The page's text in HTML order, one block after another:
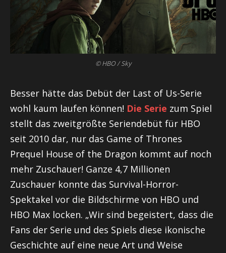
© HBO / Sky
Besser hätte das Debüt der Last of Us-Serie
wohl kaum laufen können! Die Serie zum Spiel
stellt das zweitgrößte Seriendebüt für HBO
seit 2010 dar, nur das Game of Thrones
Prequel House of the Dragon kommt auf noch
mehr Zuschauer! Ganze 4,7 Millionen
Zuschauer konnte das Survival-Horror-
Spektakel vor die Bildschirme von HBO und
HBO Max locken. „Wir sind begeistert, dass die
Fans der Serie und des Spiels diese ikonische
Geschichte auf eine neue Art und Weise